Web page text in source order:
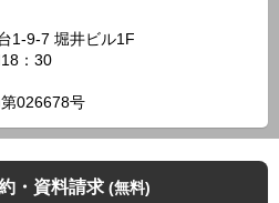
1-9-7 堀井ビル1F
：30
026678号
・資料請求 (無料)